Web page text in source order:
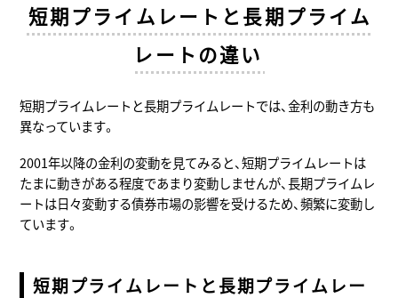
短期プライムレートと長期プライム
レートの違い
短期プライムレートと長期プライムレートでは、金利の動き方も
異なっています。
2001年以降の金利の変動を見てみると、短期プライムレートは
たまに動きがある程度であまり変動しませんが、長期プライムレ
ートは日々変動する債券市場の影響を受けるため、頻繁に変動し
ています。
短期プライムレートと長期プライムレー